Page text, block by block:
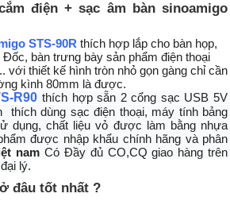
điện + sạc âm bàn sinoamigo
STS-90R thích hợp lắp cho bàn họp,
bàn trưng bày sản phẩm điện thoại
với thiết kế hình tròn nhỏ gọn gàng chỉ cần
kình 80mm là được.
R90 thích hợp sẵn 2 cổng sạc USB 5V
thích dùng sạc điện thoại, máy tính bảng
dụng, chất liệu vỏ được làm bằng nhựa
được nhập khẩu chính hãng và phân
nam Có Đầy đủ CO,CQ giao hàng trên
đâu tốt nhất ?